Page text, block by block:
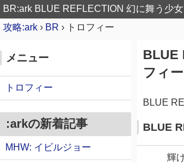
BR:ark BLUE REFLECTION 幻に舞う少
攻略:ark › BR › トロフィー
BLUE
フィー
BLUE
BLUE
輝
メニュー
トロフィー
:arkの新着記事
MHW: イビルジョー